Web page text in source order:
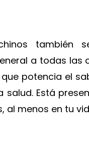
también
a todas las
potencia el
Está
al menos en tu